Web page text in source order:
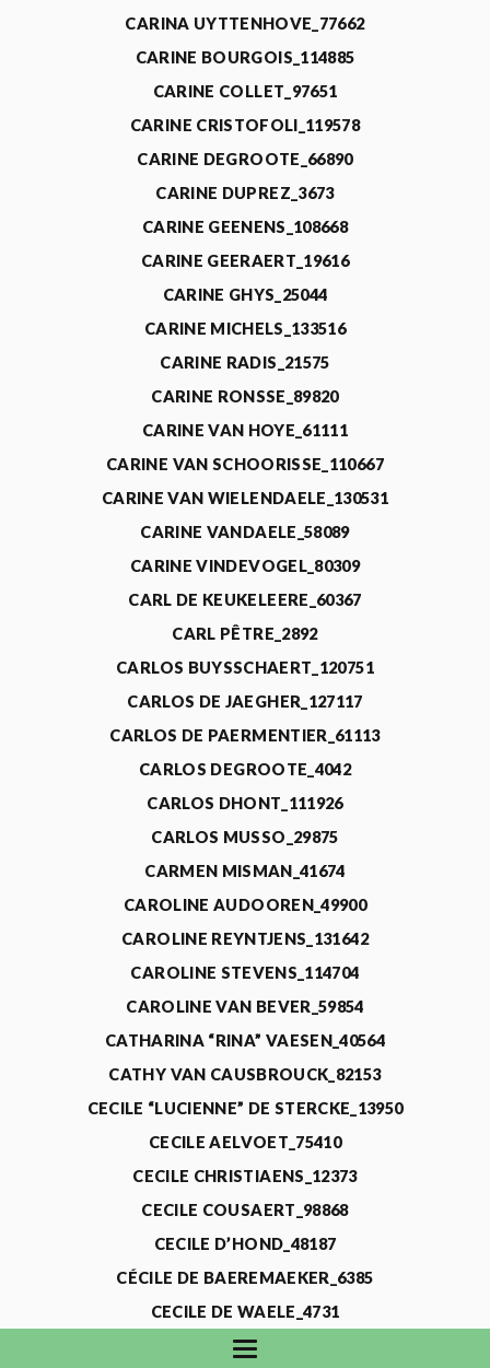
CARINA UYTTENHOVE_77662
CARINE BOURGOIS_114885
CARINE COLLET_97651
CARINE CRISTOFOLI_119578
CARINE DEGROOTE_66890
CARINE DUPREZ_3673
CARINE GEENENS_108668
CARINE GEERAERT_19616
CARINE GHYS_25044
CARINE MICHELS_133516
CARINE RADIS_21575
CARINE RONSSE_89820
CARINE VAN HOYE_61111
CARINE VAN SCHOORISSE_110667
CARINE VAN WIELENDAELE_130531
CARINE VANDAELE_58089
CARINE VINDEVOGEL_80309
CARL DE KEUKELEERE_60367
CARL PÊTRE_2892
CARLOS BUYSSCHAERT_120751
CARLOS DE JAEGHER_127117
CARLOS DE PAERMENTIER_61113
CARLOS DEGROOTE_4042
CARLOS DHONT_111926
CARLOS MUSSO_29875
CARMEN MISMAN_41674
CAROLINE AUDOOREN_49900
CAROLINE REYNTJENS_131642
CAROLINE STEVENS_114704
CAROLINE VAN BEVER_59854
CATHARINA “RINA” VAESEN_40564
CATHY VAN CAUSBROUCK_82153
CECILE “LUCIENNE” DE STERCKE_13950
CECILE AELVOET_75410
CECILE CHRISTIAENS_12373
CECILE COUSAERT_98868
CECILE D’HOND_48187
CÉCILE DE BAEREMAEKER_6385
CECILE DE WAELE_4731
CECILE DEVOS_115318